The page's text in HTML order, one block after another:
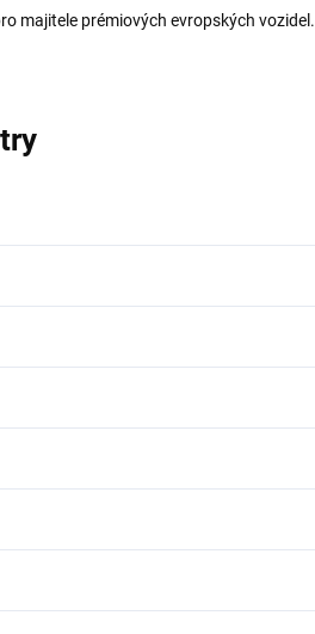
majitele prémiových evropských vozidel.